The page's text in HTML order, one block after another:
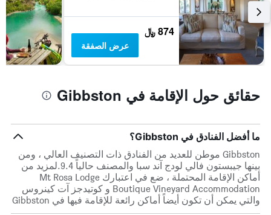
874 ﷼
عرض الصفقة
حقائق حول الإقامة في Gibbston
ما أفضل الفنادق في Gibbston؟
Gibbston موطن للعديد من الفنادق ذات التصنيف العالي ، ومن
بينها جيبستون فالي لودج آند سبا والمصنف حالياً 9.4.لمزيد من
أماكن الإقامة المحتملة ، ضع في اعتبارك Mt Rosa Lodge
Boutique Vineyard Accommodation و كوتيدجز آت كينروس
والتي يمكن أن تكون أيضاً أماكن رائعة للإقامة فيها في Gibbston